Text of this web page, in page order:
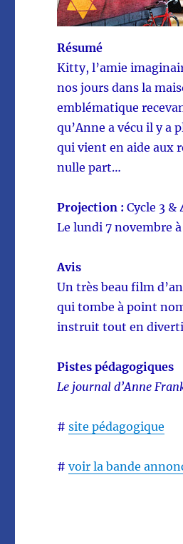
Résumé
Kitty, l’amie
nos jours dans la
emblématique
qu’Anne a vécu il y a
qui vient en aide aux
nulle part…
Projection :Cycle 3 &
Le lundi 7 novembre à
Avis
Un très beau film
qui tombe à point
instruit tout en
Pistes pédagogiques
Le journal d’Anne
#site pédagogique
#voir la bande